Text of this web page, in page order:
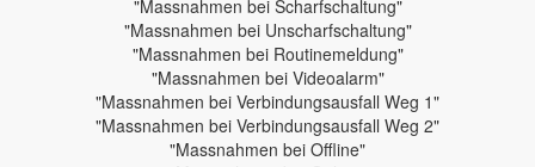
"Massnahmen bei Scharfschaltung"
"Massnahmen bei Unscharfschaltung"
"Massnahmen bei Routinemeldung"
"Massnahmen bei Videoalarm"
"Massnahmen bei Verbindungsausfall Weg 1"
"Massnahmen bei Verbindungsausfall Weg 2"
"Massnahmen bei Offline"